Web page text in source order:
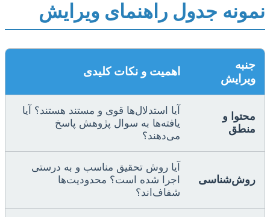
نمونه جدول راهنمای ویرایش
جنبه
ویرایش
اهمیت و نکات کلیدی
محتوا و
منطق
آیا استدلال‌ها قوی و مستند هستند؟ آیا
یافته‌ها به سوال پژوهش پاسخ
می‌دهند؟
روش‌شناسی
آیا روش تحقیق مناسب و به درستی
اجرا شده است؟ محدودیت‌ها
شفاف‌اند؟